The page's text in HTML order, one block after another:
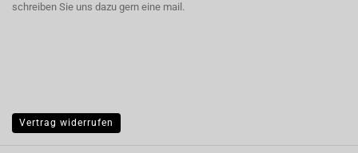
schreiben Sie uns dazu gern eine mail.
Vertrag widerrufen